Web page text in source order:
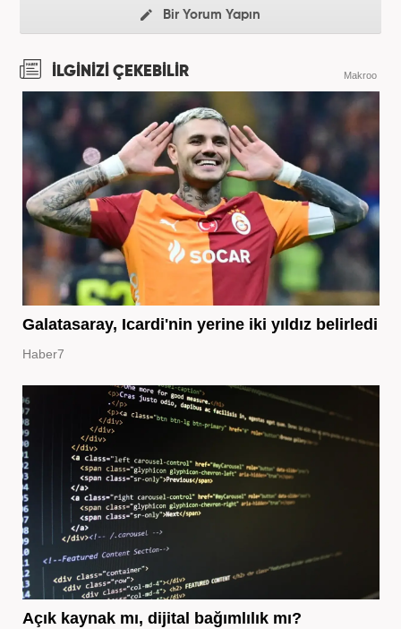
Bir Yorum Yapın
İLGİNİZİ ÇEKEBİLİR Makroo
Galatasaray, Icardi'nin yerine iki yıldız belirledi
Haber7
Açık kaynak mı, dijital bağımlılık mı?